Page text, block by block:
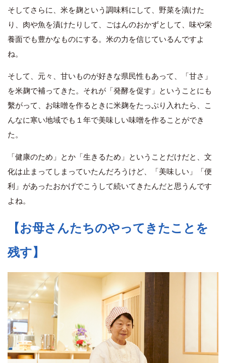
そしてさらに、米を麹という調味料にして、野菜を漬けた
り、肉や魚を漬けたりして、ごはんのおかずとして、味や栄
養面でも豊かなものにする。米の力を信じているんですよ
ね。
そして、元々、甘いものが好きな県民性もあって、「甘さ」
を米麹で補ってきた。それが「発酵を促す」ということにも
繫がって、お味噌を作るときに米麹をたっぷり入れたら、こ
んなに寒い地域でも１年で美味しい味噌を作ることができ
た。
「健康のため」とか「生きるため」ということだけだと、文
化は止まってしまっていたんだろうけど、「美味しい」「便
利」があったおかげでこうして続いてきたんだと思うんです
よね。
【お母さんたちのやってきたことを
残す】